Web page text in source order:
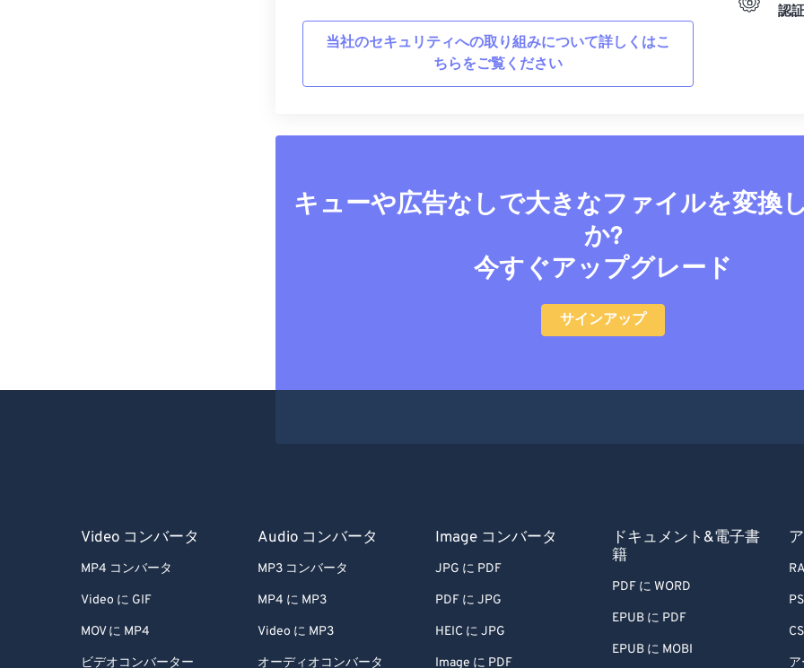
当社のセキュリティへの取り組みについて詳しくはこ
ちらをご覧ください
認証
キューや広告なしで大きなファイルを変換
か?
今すぐアップグレード
サインアップ
Video コンバータ
MP4 コンバータ
Video に GIF
MOV に MP4
ビデオコンバーター
Audio コンバータ
MP3 コンバータ
MP4 に MP3
Video に MP3
オーディオコンバータ
Image コンバータ
JPG に PDF
PDF に JPG
HEIC に JPG
Image に PDF
ドキュメント&電子書
籍
PDF に WORD
EPUB に PDF
EPUB に MOBI